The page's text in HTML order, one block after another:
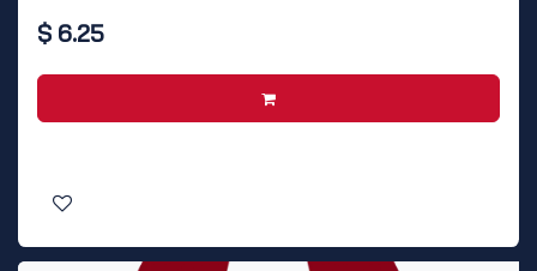
$ 6.25